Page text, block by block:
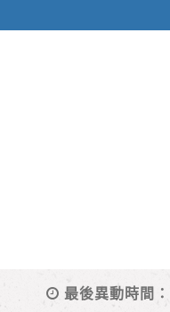
最後異動時間：